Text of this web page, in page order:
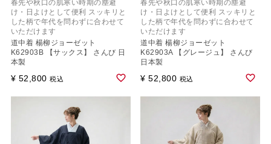
春先や秋口の肌寒い時期の塵避
け・日よけとして便利 スッキリと
した柄で年代を問わずに合わせて
いただけます
道中着 楊柳ジョーゼット
K62903B 【サックス】 さんび 日
本製
¥ 52,800 税込
春先や秋口の肌寒い時期の塵避
け・日よけとして便利 スッキリと
した柄で年代を問わずに合わせて
いただけます
道中着 楊柳ジョーゼット
K62903A 【グレージュ】 さんび
日本製
¥ 52,800 税込